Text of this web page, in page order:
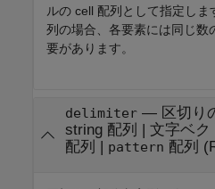
ルの cell 配列として指定しま
列の場合、各要素には同じ数
要があります。
delimiter— 区切り
string 配列
文字ベク
配列
pattern 配列